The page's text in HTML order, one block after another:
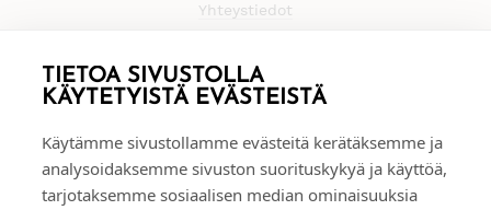
TIETOA SIVUSTOLLA
KÄYTETYISTÄ EVÄSTEISTÄ
Käytämme sivustollamme evästeitä kerätäksemme ja
analysoidaksemme sivuston suorituskykyä ja käyttöä,
tarjotaksemme sosiaalisen median ominaisuuksia
Yhteystiedot